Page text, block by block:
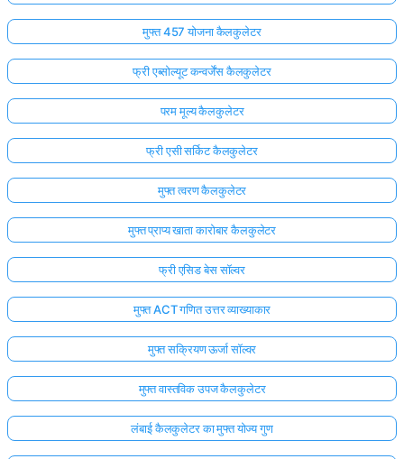
मुफ्त 457 योजना कैलकुलेटर
फ्री एब्सोल्यूट कन्वर्जेंस कैलकुलेटर
परम मूल्य कैलकुलेटर
फ्री एसी सर्किट कैलकुलेटर
मुफ्त त्वरण कैलकुलेटर
मुफ्त प्राप्य खाता कारोबार कैलकुलेटर
फ्री एसिड बेस सॉल्वर
मुफ्त ACT गणित उत्तर व्याख्याकार
मुफ्त सक्रियण ऊर्जा सॉल्वर
मुफ्त वास्तविक उपज कैलकुलेटर
लंबाई कैलकुलेटर का मुफ्त योज्य गुण